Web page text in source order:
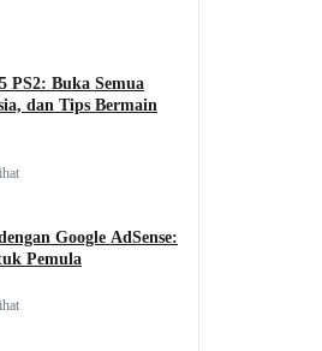
PS2: Buka Semua
dan Tips Bermain
Google AdSense:
Pemula